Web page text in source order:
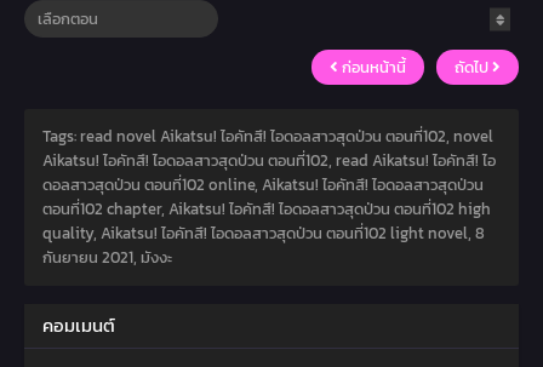
ก่อนหน้านี้ ถัดไป
Tags: read novel Aikatsu! ไอคัทสึ! ไอดอลสาวสุดป่วน ตอนที่102, novel
Aikatsu! ไอคัทสึ! ไอดอลสาวสุดป่วน ตอนที่102, read Aikatsu! ไอคัทสึ! ไอ
ดอลสาวสุดป่วน ตอนที่102 online, Aikatsu! ไอคัทสึ! ไอดอลสาวสุดป่วน
ตอนที่102 chapter, Aikatsu! ไอคัทสึ! ไอดอลสาวสุดป่วน ตอนที่102 high
quality, Aikatsu! ไอคัทสึ! ไอดอลสาวสุดป่วน ตอนที่102 light novel, 8
กันยายน 2021, มังงะ
คอมเมนต์